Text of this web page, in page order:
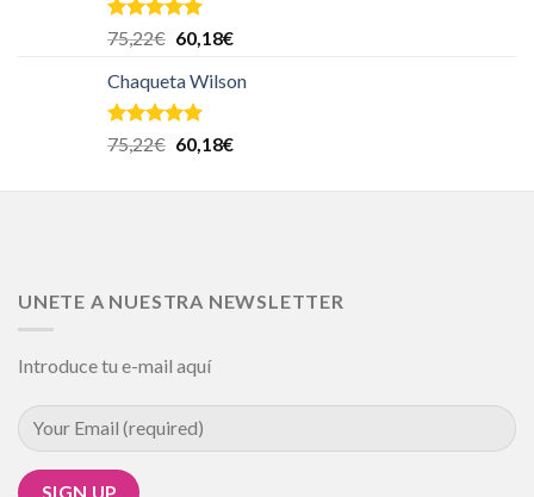
Valorado en
5.00
75,22€ 60,18€
Chaqueta Wilson
Valorado en
5.00
75,22€ 60,18€
UNETE A NUESTRA NEWSLETTER
Introduce tu e-mail aquí